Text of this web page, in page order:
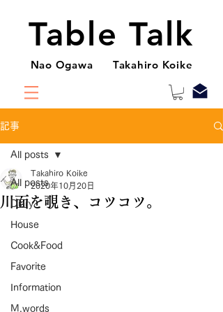
Table Talk
Nao Ogawa Takahiro Koike
記事
All posts
Diary
House
Cook&Food
Favorite
Information
M.words
All posts
川面を覗き、コツコツ。
Takahiro Koike
2020年10月20日